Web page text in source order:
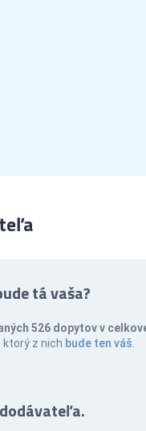
tá vaša?
526 dopytov v
ktorý z nich bude ten váš